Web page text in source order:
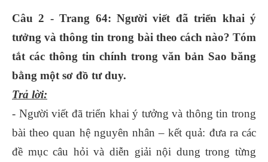
Câu 2 - Trang 64: Người viết đã triển khai ý
tưởng và thông tin trong bài theo cách nào? Tóm
tắt các thông tin chính trong văn bản Sao băng
bằng một sơ đồ tư duy.
Trả lời:
- Người viết đã triển khai ý tưởng và thông tin trong
bài theo quan hệ nguyên nhân – kết quả: đưa ra các
đề mục câu hỏi và diễn giải nội dung trong từng